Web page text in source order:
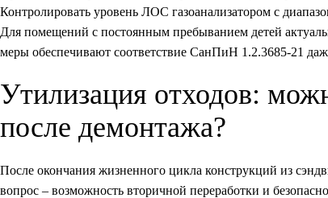
Контролировать уровень ЛОС газоанализатором с
Для помещений с постоянным пребыванием детей
меры обеспечивают соответствие СанПиН 1.2.3685-21
Утилизация отходов:
после демонтажа?
После окончания жизненного цикла конструкций из
вопрос – возможность вторичной переработки и